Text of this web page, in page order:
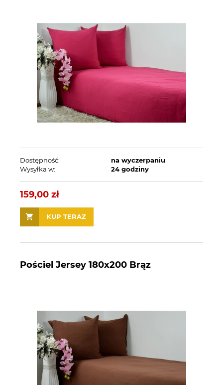
Dostępność:
na wyczerpaniu
Wysyłka w:
24 godziny
159,00 zł
KUP TERAZ
Pościel Jersey 180x200 Brąz